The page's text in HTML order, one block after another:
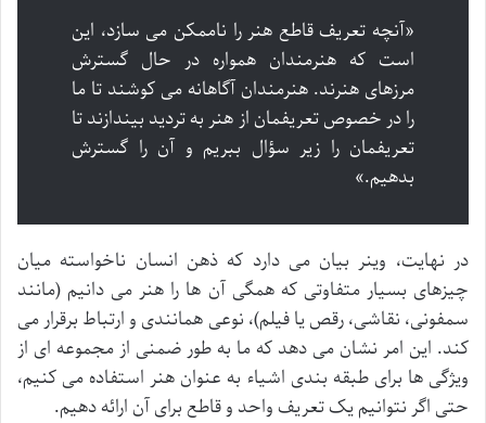
«آنچه تعریف قاطع هنر را ناممکن می سازد، این
است که هنرمندان همواره در حال گسترش
مرزهای هنرند. هنرمندان آگاهانه می کوشند تا ما
را در خصوص تعریفمان از هنر به تردید بیندازند تا
تعریفمان را زیر سؤال ببریم و آن را گسترش
بدهیم.»
در نهایت، وینر بیان می دارد که ذهن انسان ناخواسته میان
چیزهای بسیار متفاوتی که همگی آن ها را هنر می دانیم (مانند
سمفونی، نقاشی، رقص یا فیلم)، نوعی همانندی و ارتباط برقرار می
کند. این امر نشان می دهد که ما به طور ضمنی از مجموعه ای از
ویژگی ها برای طبقه بندی اشیاء به عنوان هنر استفاده می کنیم،
حتی اگر نتوانیم یک تعریف واحد و قاطع برای آن ارائه دهیم.